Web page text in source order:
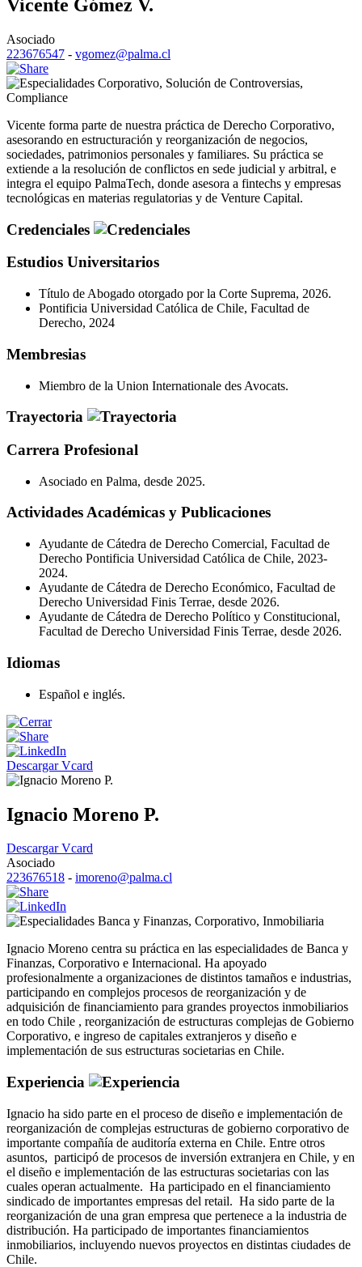
Vicente Gómez V.
Asociado
223676547 - vgomez@palma.cl
Corporativo, Solución de Controversias,
Compliance
Vicente forma parte de nuestra práctica de Derecho Corporativo,
asesorando en estructuración y reorganización de negocios,
sociedades, patrimonios personales y familiares. Su práctica se
extiende a la resolución de conflictos en sede judicial y arbitral, e
integra el equipo PalmaTech, donde asesora a fintechs y empresas
tecnológicas en materias regulatorias y de Venture Capital.
Credenciales
Estudios Universitarios
Título de Abogado otorgado por la Corte Suprema, 2026.
Pontificia Universidad Católica de Chile, Facultad de
Derecho, 2024
Membresias
Miembro de la Union Internationale des Avocats.
Trayectoria
Carrera Profesional
Asociado en Palma, desde 2025.
Actividades Académicas y Publicaciones
Ayudante de Cátedra de Derecho Comercial, Facultad de
Derecho Pontificia Universidad Católica de Chile, 2023-
2024.
Ayudante de Cátedra de Derecho Económico, Facultad de
Derecho Universidad Finis Terrae, desde 2026.
Ayudante de Cátedra de Derecho Político y Constitucional,
Facultad de Derecho Universidad Finis Terrae, desde 2026.
Idiomas
Español e inglés.
Descargar Vcard
Ignacio Moreno P.
Descargar Vcard
Asociado
223676518 - imoreno@palma.cl
Banca y Finanzas, Corporativo, Inmobiliaria
Ignacio Moreno centra su práctica en las especialidades de Banca y
Finanzas, Corporativo e Internacional. Ha apoyado
profesionalmente a organizaciones de distintos tamaños e industrias,
participando en complejos procesos de reorganización y de
adquisición de financiamiento para grandes proyectos inmobiliarios
en todo Chile , reorganización de estructuras complejas de Gobierno
Corporativo, e ingreso de capitales extranjeros y diseño e
implementación de sus estructuras societarias en Chile.
Experiencia
Ignacio ha sido parte en el proceso de diseño e implementación de
reorganización de complejas estructuras de gobierno corporativo de
importante compañía de auditoría externa en Chile. Entre otros
asuntos, participó de procesos de inversión extranjera en Chile, y en
el diseño e implementación de las estructuras societarias con las
cuales operan actualmente. Ha participado en el financiamiento
sindicado de importantes empresas del retail. Ha sido parte de la
reorganización de una gran empresa que pertenece a la industria de
distribución. Ha participado de importantes financiamientos
inmobiliarios, incluyendo nuevos proyectos en distintas ciudades de
Chile.